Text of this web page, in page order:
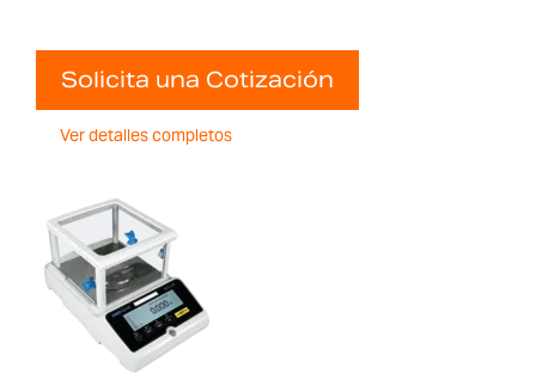
Solicita una Cotización
Ver detalles completos